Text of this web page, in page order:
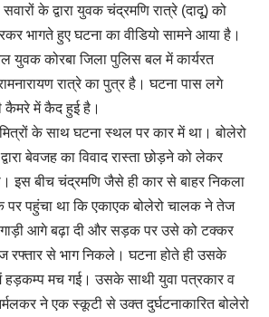
सवारों के द्वारा युवक चंद्रमणि रात्रे (दादू) को
भागते हुए घटना का वीडियो सामने आया है।
युवक कोरबा जिला पुलिस बल में कार्यरत
रात्रे का पुत्र है। घटना पास लगे
कैमरे में कैद हुई है।
के साथ घटना स्थल पर कार में था। बोलेरो
बेवजह का विवाद रास्ता छोड़ने को लेकर
इस बीच चंद्रमणि जैसे ही कार से बाहर निकला
पहुंचा था कि एकाएक बोलेरो चालक ने तेज
गाड़ी आगे बढ़ा दी और सड़क पर उसे को टक्कर
रफ्तार से भाग निकले। घटना होते ही उसके
हड़कम्प मच गई। उसके साथी युवा पत्रकार व
ने एक स्कूटी से उक्त दुर्घटनाकारित बोलेरो